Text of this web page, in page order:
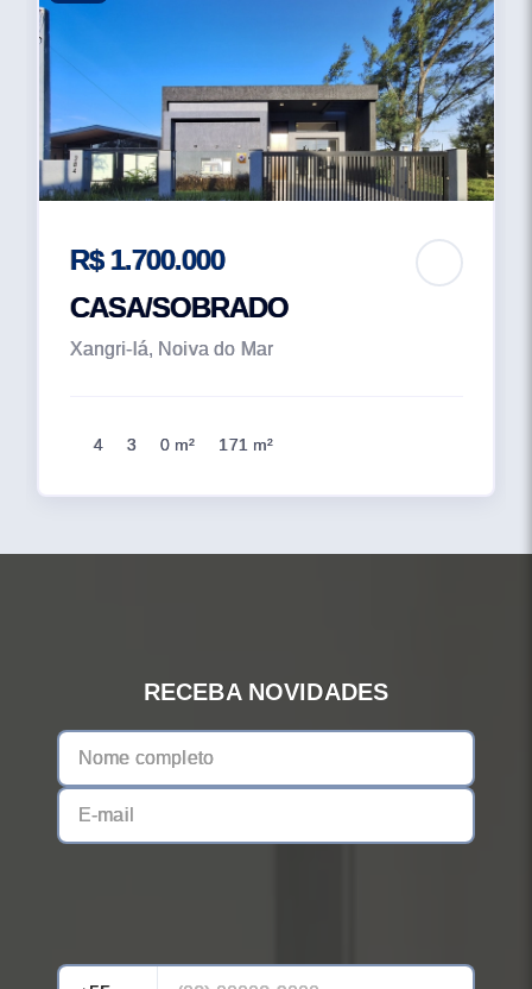
R$ 1.700.000
CASA/SOBRADO
Xangri-lá, Noiva do Mar
4 3 0 m² 171 m²
RECEBA NOVIDADES